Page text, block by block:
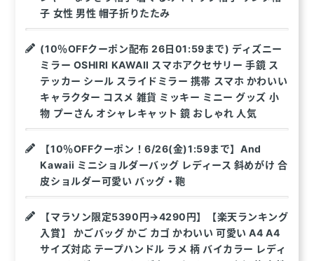
子 女性 男性 帽子折りたたみ
(10％OFFクーポン配布 26日01:59まで) ディズニー
ミラー OSHIRI KAWAII スマホアクセサリー 手鏡 ス
テッカー シール スライドミラー 携帯 スマホ かわいい
キャラクター コスメ 雑貨 ミッキー ミニー グッズ 小
物 プーさん オシャレキャット 鏡 おしゃれ 人気
【10％OFFクーポン！6/26(金)1:59まで】And
Kawaii ミニショルダーバッグ レディース 斜めがけ 合
皮ショルダー可愛い バッグ・鞄
【マラソン限定5390円→4290円】【楽天ランキング
入賞】 かごバッグ かご カゴ かわいい 可愛い A4 A4
サイズ対応 テープハンドル ラメ 柄 バイカラー レディ